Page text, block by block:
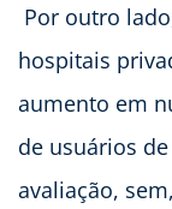
Por outro
hospitais
aumento em
de usuários
avaliação,